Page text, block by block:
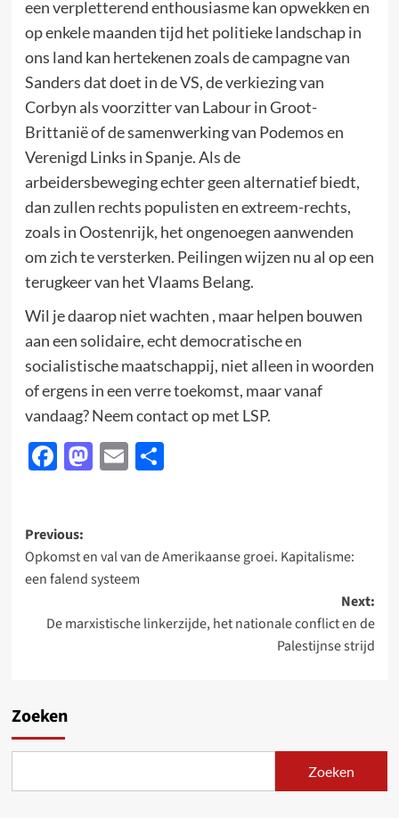
een verpletterend enthousiasme kan opwekken en
op enkele maanden tijd het politieke landschap in
ons land kan hertekenen zoals de campagne van
Sanders dat doet in de VS, de verkiezing van
Corbyn als voorzitter van Labour in Groot-
Brittanië of de samenwerking van Podemos en
Verenigd Links in Spanje. Als de
arbeidersbeweging echter geen alternatief biedt,
dan zullen rechts populisten en extreem-rechts,
zoals in Oostenrijk, het ongenoegen aanwenden
om zich te versterken. Peilingen wijzen nu al op een
terugkeer van het Vlaams Belang.
Wil je daarop niet wachten , maar helpen bouwen
aan een solidaire, echt democratische en
socialistische maatschappij, niet alleen in woorden
of ergens in een verre toekomst, maar vanaf
vandaag? Neem contact op met LSP.
Facebook
Mastodon
EmailDelen
Post
navigation
Previous:
Opkomst en val van de Amerikaanse groei. Kapitalisme:
een falend systeem
Next:
De marxistische linkerzijde, het nationale conflict en de
Palestijnse strijd
Zoeken
Zoeken